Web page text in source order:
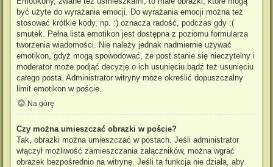
być użyte do wyrażania emocji. Do wyrażania emocji można też
stosować krótkie kody, np. :) oznacza radość, podczas gdy :(
smutek. Pełna lista emotikon jest dostępna z poziomu formularza
tworzenia wiadomości. Nie należy jednak nadmiernie używać
emotikon, gdyż mogą spowodować, że post stanie się nieczytelny i
moderator może podjąć decyzję o ich usunięciu bądź też usunięciu
całego posta. Administrator witryny może określić dopuszczalny
limit emotikon w poście.
Na górę
Czy można umieszczać obrazki w poście?
Tak, obrazki można umieszczać w postach. Jeśli administrator
włączył możliwość zamieszczania załączników, można wgrać
obrazek bezpośrednio na witrynę. Jeśli ta funkcja nie działa, aby